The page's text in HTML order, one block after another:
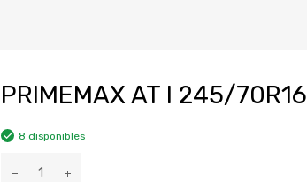
PRIMEMAX AT I 245/70R16
8 disponibles